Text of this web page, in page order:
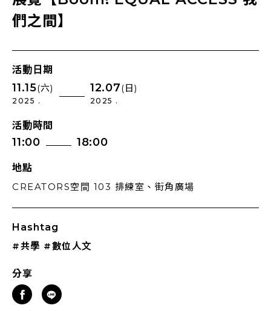
們之間】
活動日期
11.15(六)
2025 .
12.07(日)
2025 .
活動時間
11:00 18:00
地點
CREATORS空間 103 排練室、街角廣場
Hashtag
#共學 #數位人文
分享